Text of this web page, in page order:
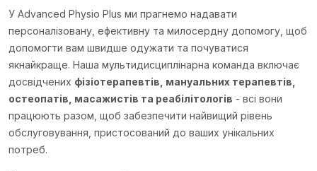
У Advanced Physio Plus ми прагнемо надавати
персоналізовану, ефективну та милосердну допомогу, щоб
допомогти вам швидше одужати та почуватися
якнайкраще. Наша мультидисциплінарна команда включає
досвідчених фізіотерапевтів, мануальних терапевтів,
остеопатів, масажистів та реабілітологів - всі вони
працюють разом, щоб забезпечити найвищий рівень
обслуговування, пристосований до ваших унікальних
потреб.